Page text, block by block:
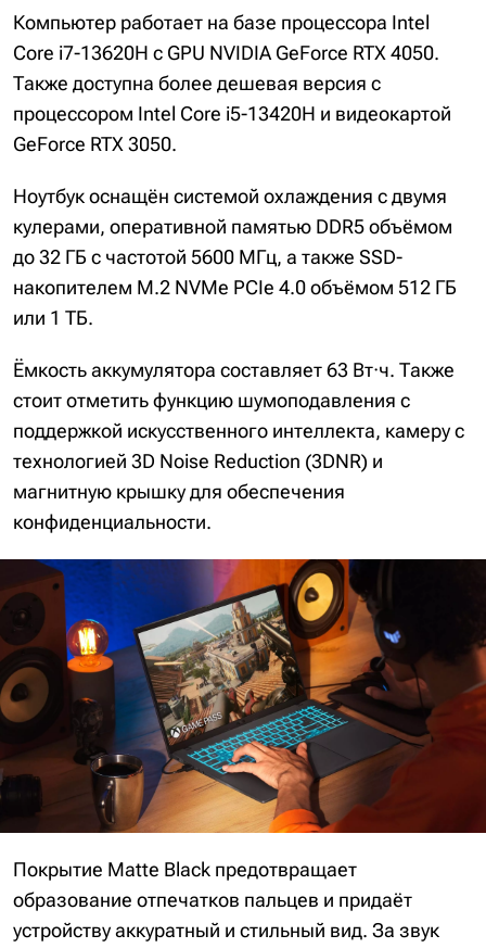
Компьютер работает на базе процессора Intel
Core i7-13620H с GPU NVIDIA GeForce RTX 4050.
Также доступна более дешевая версия с
процессором Intel Core i5-13420H и видеокартой
GeForce RTX 3050.
Ноутбук оснащён системой охлаждения с двумя
кулерами, оперативной памятью DDR5 объёмом
до 32 ГБ с частотой 5600 МГц, а также SSD-
накопителем M.2 NVMe PCIe 4.0 объёмом 512 ГБ
или 1 ТБ.
Ёмкость аккумулятора составляет 63 Вт·ч. Также
стоит отметить функцию шумоподавления с
поддержкой искусственного интеллекта, камеру с
технологией 3D Noise Reduction (3DNR) и
магнитную крышку для обеспечения
конфиденциальности.
Покрытие Matte Black предотвращает
образование отпечатков пальцев и придаёт
устройству аккуратный и стильный вид. За звук